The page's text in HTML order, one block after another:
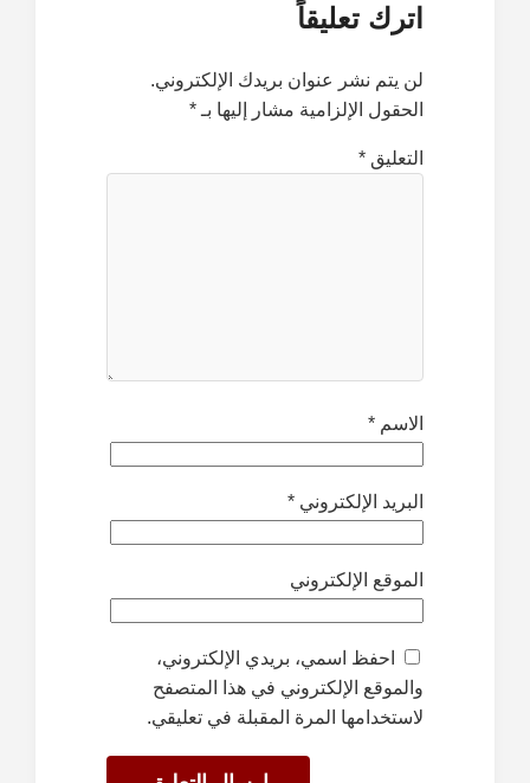
اترك تعليقاً
لن يتم نشر عنوان بريدك الإلكتروني.
الحقول الإلزامية مشار إليها بـ *
التعليق *
الاسم *
البريد الإلكتروني *
الموقع الإلكتروني
احفظ اسمي، بريدي الإلكتروني،
والموقع الإلكتروني في هذا المتصفح
لاستخدامها المرة المقبلة في تعليقي.